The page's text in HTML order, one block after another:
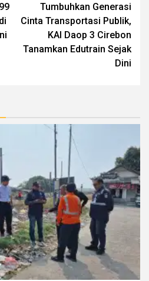
Tumbuhkan Generasi
Cinta Transportasi Publik,
KAI Daop 3 Cirebon
Tanamkan Edutrain Sejak
Dini